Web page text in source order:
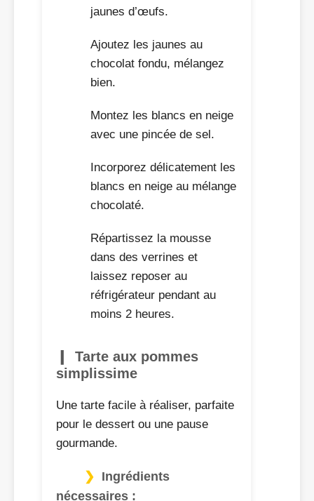
jaunes d’œufs.
Ajoutez les jaunes au
chocolat fondu, mélangez
bien.
Montez les blancs en neige
avec une pincée de sel.
Incorporez délicatement les
blancs en neige au mélange
chocolaté.
Répartissez la mousse
dans des verrines et
laissez reposer au
réfrigérateur pendant au
moins 2 heures.
Tarte aux pommes
simplissime
Une tarte facile à réaliser, parfaite
pour le dessert ou une pause
gourmande.
Ingrédients
nécessaires :